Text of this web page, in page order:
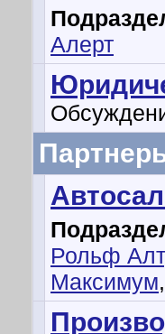
Алерт
Рольф
Максимум,